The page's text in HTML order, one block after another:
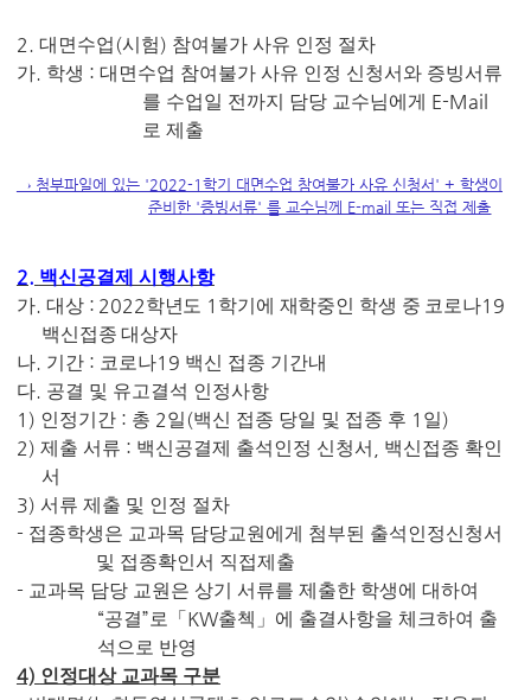
2. 대면수업 (시험) 참여불가 사유 인정 절차
가. 학생 : 대면수업 참여불가 사유 인정 신청서와 증빙서류
를 수업일 전까지 담당 교수님에게 E-Mail
로 제출
→ 첨부파일에 있는 '2022-1학기 대면수업 참여불가 사유 신청서' + 학생이
준비한 '증빙서류' 를 교수님께 E-mail 또는 직접 제출
2. 백신공결제 시행사항
가. 대상 : 2022학년도 1 학기에 재학중인 학생 중 코로나19
백신접종 대상자
나. 기간 : 코로나19 백신 접종 기간내
다. 공결 및 유고결석 인정사항
1) 인정기간 : 총 2일 (백신 접종 당일 및 접종 후 1 일)
2) 제출 서류 : 백신공결제 출석인정 신청서 백신접종 확인
서
3) 서류 제출 및 인정 절차
- 접종학생은 교과목 담당교원에게 첨부된 출석인정신청서
및 접종확인서 직접제출
- 교과목 담당 교원은 상기 서류를 제출한 학생에 대하여
“공결” 로 「 KW출첵 」 에 출결사항을 체크하여 출
석으로 반영
4) 인정대상 교과목 구분